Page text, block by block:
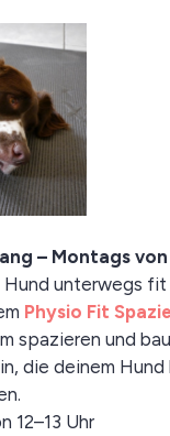
– Montags von
unterwegs fit
Physio Fit
spazieren und
die deinem
12–13 Uhr